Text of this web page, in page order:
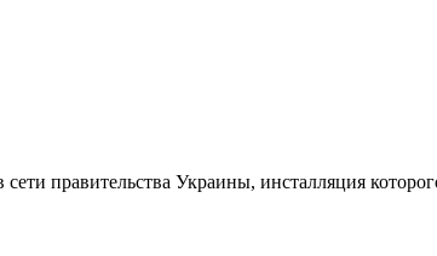
правительства Украины, инсталляция